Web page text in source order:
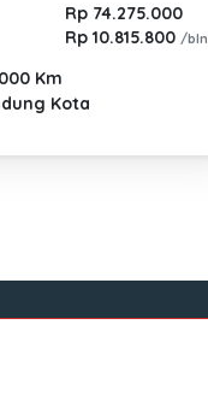
Rp 74.275.000
Rp 10.815.800/bln
Km
Kota